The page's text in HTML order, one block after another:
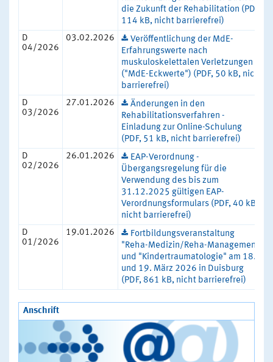
die Zukunft der Rehabilitation (PDF,
114 kB, nicht barrierefrei)
D
04/2026
03.02.2026
Veröffentlichung der MdE-
Erfahrungswerte nach
muskuloskelettalen Verletzungen
("MdE-Eckwerte") (PDF, 50 kB, nicht
barrierefrei)
D
03/2026
27.01.2026
Änderungen in den
Rehabilitationsverfahren -
Einladung zur Online-Schulung
(PDF, 51 kB, nicht barrierefrei)
D
02/2026
26.01.2026
EAP-Verordnung -
Übergangsregelung für die
Verwendung des bis zum
31.12.2025 gültigen EAP-
Verordnungsformulars (PDF, 40 kB,
nicht barrierefrei)
D
01/2026
19.01.2026
Fortbildungsveranstaltung
"Reha-Medizin/Reha-Management"
und "Kindertraumatologie" am 18.
und 19. März 2026 in Duisburg
(PDF, 861 kB, nicht barrierefrei)
Anschrift